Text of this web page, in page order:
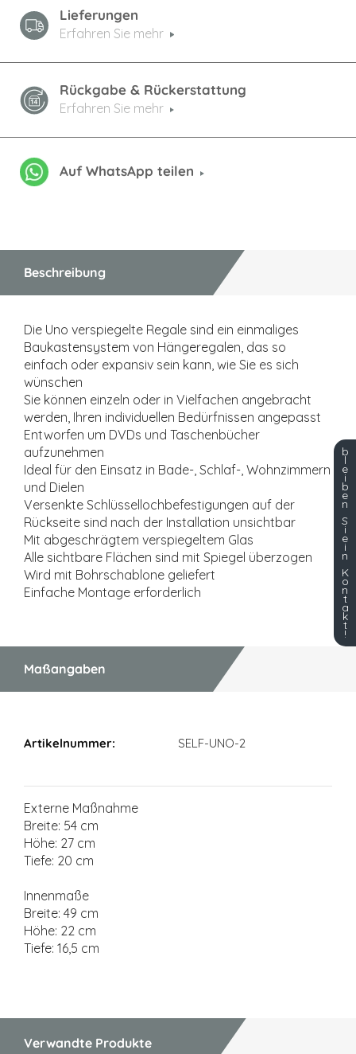
Lieferungen
Erfahren Sie mehr
Rückgabe & Rückerstattung
Erfahren Sie mehr
Auf WhatsApp teilen
Beschreibung
Die Uno verspiegelte Regale sind ein einmaliges
Baukastensystem von Hängeregalen, das so
einfach oder expansiv sein kann, wie Sie es sich
wünschen
Sie können einzeln oder in Vielfachen angebracht
werden, Ihren individuellen Bedürfnissen angepasst
Entworfen um DVDs und Taschenbücher
aufzunehmen
Ideal für den Einsatz in Bade-, Schlaf-, Wohnzimmern
und Dielen
Versenkte Schlüssellochbefestigungen auf der
Rückseite sind nach der Installation unsichtbar
Mit abgeschrägtem verspiegeltem Glas
Alle sichtbare Flächen sind mit Spiegel überzogen
Wird mit Bohrschablone geliefert
Einfache Montage erforderlich
Maßangaben
SELF-UNO-2
Externe Maßnahme
Breite: 54 cm
Höhe: 27 cm
Tiefe: 20 cm
Innenmaße
Breite: 49 cm
Höhe: 22 cm
Tiefe: 16,5 cm
Verwandte Produkte
b
l
e
i
b
e
n
S
i
e
i
n
K
o
n
t
a
k
t
!